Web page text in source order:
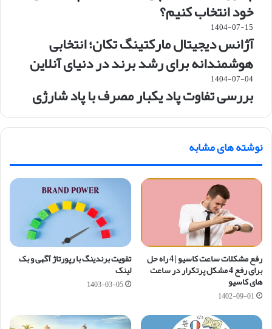
خود انتخاب کنیم؟
1404-07-15
آژانس دیجیتال مارکتینگ تکان؛ انتخابی
هوشمندانه برای رشد برند در دنیای آنلاین
1404-07-04
بررسی تفاوت پاد یکبار مصرف با پاد شارژی
نوشته های مشابه
رفع مشکلات ساعت کاسیو | 4 راه حل
برای رفع 4 مشکل پرتکرار در ساعت
های کاسیو
1402-09-01
تقویت برندینگ با رپورتاژ آگهی و بک
لینک
1403-03-05